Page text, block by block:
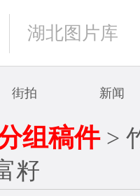
湖北图片库
街拍 新闻
组稿件>
籽